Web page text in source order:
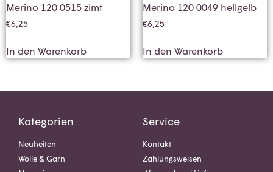
Merino 120 0515 zimt
€6,25
In den Warenkorb
Merino 120 0049 hellgelb
€6,25
In den Warenkorb
Kategorien
Neuheiten
Wolle & Garn
Service
Kontakt
Zahlungsweisen